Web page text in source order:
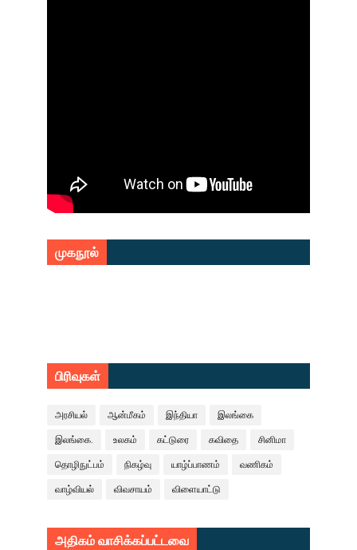
முகநூல்
பிரிவுகள்
அரசியல் ஆன்மீகம் இந்தியா இலங்கை
இலங்கை. உலகம் கட்டுரை கவிதை சினிமா
தொழிநுட்பம் நிகழ்வு யாழ்ப்பாணம் வணிகம்
வாழ்வியல் விவசாயம் விளையாட்டு
அதிகம் வாசிக்கப்பட்டவை